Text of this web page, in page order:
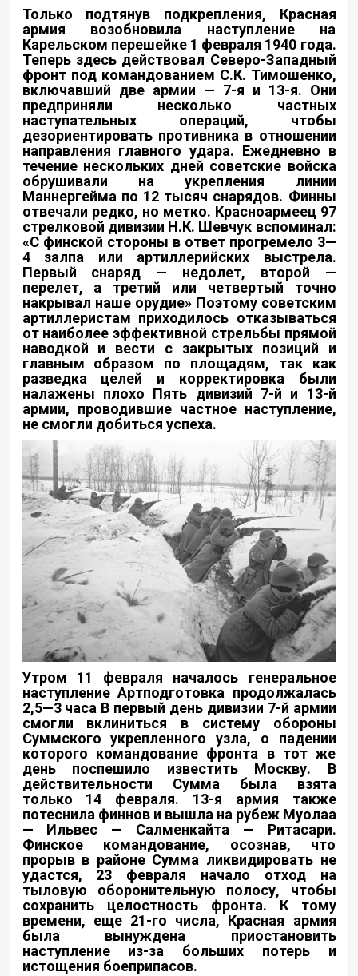
Только подтянув подкрепления, Красная
армия возобновила наступление на
Карельском перешейке 1 февраля 1940 года.
Теперь здесь действовал Северо-Западный
фронт под командованием С.К. Тимошенко,
включавший две армии — 7-я и 13-я. Они
предприняли несколько частных
наступательных операций, чтобы
дезориентировать противника в отношении
направления главного удара. Ежедневно в
течение нескольких дней советские войска
обрушивали на укрепления линии
Маннергейма по 12 тысяч снарядов. Финны
отвечали редко, но метко. Красноармеец 97
стрелковой дивизии Н.К. Шевчук вспоминал:
«С финской стороны в ответ прогремело 3—
4 залпа или артиллерийских выстрела.
Первый снаряд — недолет, второй —
перелет, а третий или четвертый точно
накрывал наше орудие» Поэтому советским
артиллеристам приходилось отказываться
от наиболее эффективной стрельбы прямой
наводкой и вести с закрытых позиций и
главным образом по площадям, так как
разведка целей и корректировка были
налажены плохо Пять дивизий 7-й и 13-й
армии, проводившие частное наступление,
не смогли добиться успеха.
Утром 11 февраля началось генеральное
наступление Артподготовка продолжалась
2,5—3 часа В первый день дивизии 7-й армии
смогли вклиниться в систему обороны
Суммского укрепленного узла, о падении
которого командование фронта в тот же
день поспешило известить Москву. В
действительности Сумма была взята
только 14 февраля. 13-я армия также
потеснила финнов и вышла на рубеж Муолаа
— Ильвес — Салменкайта — Ритасари.
Финское командование, осознав, что
прорыв в районе Сумма ликвидировать не
удастся, 23 февраля начало отход на
тыловую оборонительную полосу, чтобы
сохранить целостность фронта. К тому
времени, еще 21-го числа, Красная армия
была вынуждена приостановить
наступление из-за больших потерь и
истощения боеприпасов.